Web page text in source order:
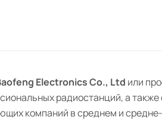
Electronics Co., Ltd или
радиостанций, а
компаний в среднем и